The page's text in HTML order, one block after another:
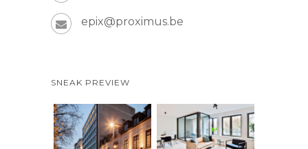
epix@proximus.be
SNEAK PREVIEW